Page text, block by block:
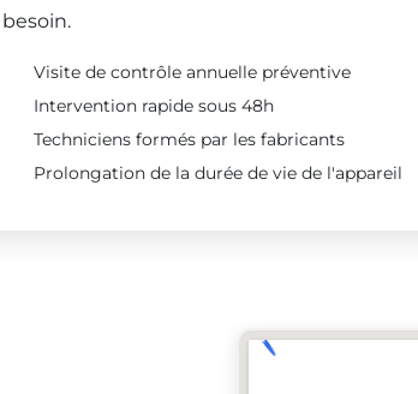
besoin.
Visite de contrôle annuelle préventive
Intervention rapide sous 48h
Techniciens formés par les fabricants
Prolongation de la durée de vie de l'appareil